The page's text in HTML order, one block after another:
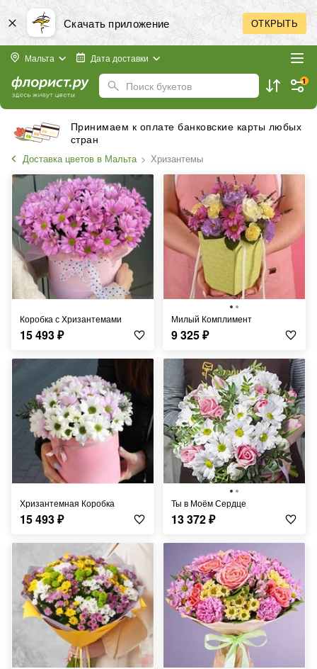
Скачать приложение ОТКРЫТЬ
Мальта Дата доставки
Поиск букетов 1
Принимаем к оплате банковские карты любых
стран
Доставка цветов в Мальта Хризантемы
Коробка с Хризантемами
15 493₽
Милый Комплимент
9 325₽
Хризантемная Коробка
15 493₽
Ты в Моём Сердце
13 372₽